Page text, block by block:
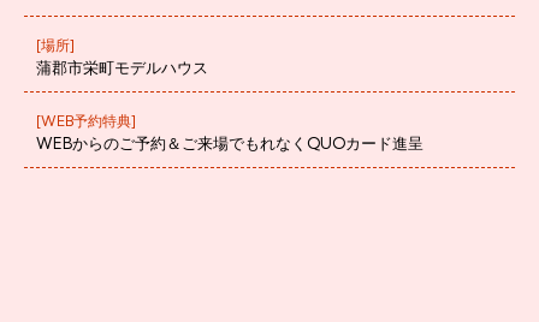
[場所]
蒲郡市栄町モデルハウス
[WEB予約特典]
WEBからのご予約＆ご来場でもれなくQUOカード進呈